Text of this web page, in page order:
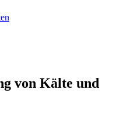
von Kälte und